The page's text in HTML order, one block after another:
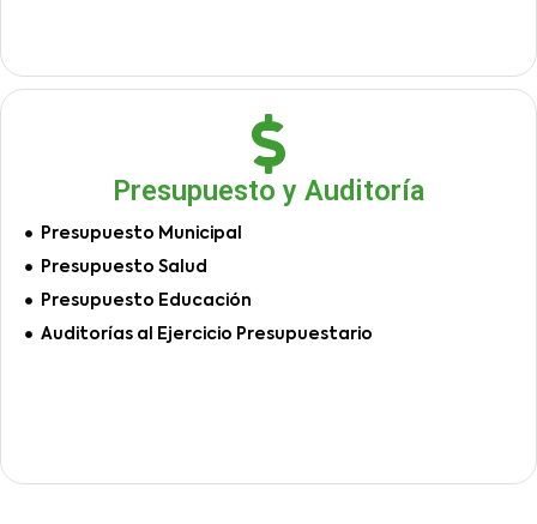
Presupuesto y Auditoría
Presupuesto Municipal
Presupuesto Salud
Presupuesto Educación
Auditorías al Ejercicio Presupuestario